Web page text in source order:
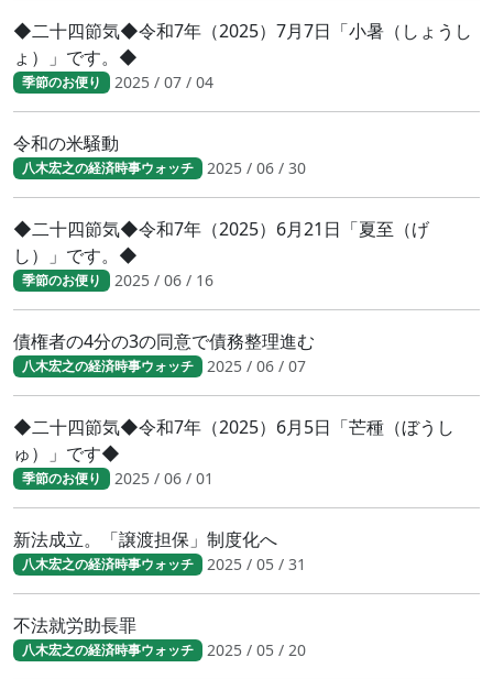
◆二十四節気◆令和7年（2025）7月7日「小暑（しょうし
ょ）」です。◆
季節のお便り 2025 / 07 / 04
令和の米騒動
八木宏之の経済時事ウォッチ 2025 / 06 / 30
◆二十四節気◆令和7年（2025）6月21日「夏至（げ
し）」です。◆
季節のお便り 2025 / 06 / 16
債権者の4分の3の同意で債務整理進む
八木宏之の経済時事ウォッチ 2025 / 06 / 07
◆二十四節気◆令和7年（2025）6月5日「芒種（ぼうし
ゅ）」です◆
季節のお便り 2025 / 06 / 01
新法成立。「譲渡担保」制度化へ
八木宏之の経済時事ウォッチ 2025 / 05 / 31
不法就労助長罪
八木宏之の経済時事ウォッチ 2025 / 05 / 20